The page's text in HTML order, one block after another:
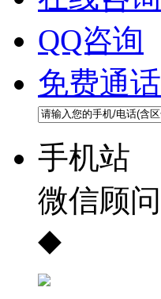
QQ咨询
免费通话
手机站
微信顾问
◆